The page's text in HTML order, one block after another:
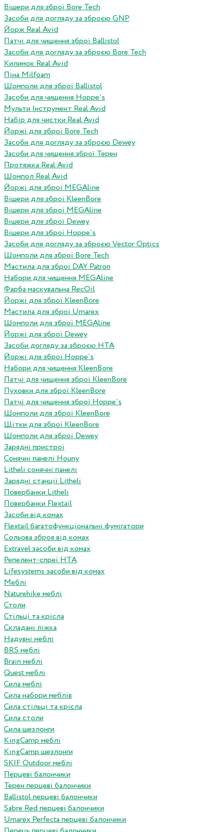
Вішери для зброї Bore Tech
Засоби для догляду за зброєю GNP
Йорж Real Avid
Патчі для чищення зброї Ballistol
Засоби для догляду за зброєю Bore Tech
Килимок Real Avid
Піна Milfoam
Шомполи для зброї Ballistol
Засоби для чищення Hoppe`s
Мульти Інструмент Real Avid
Набір для чистки Real Avid
Йоржі для зброї Bore Tech
Засоби для догляду за зброєю Dewey
Засоби для чищення зброї Терен
Протяжка Real Avid
Шомпол Real Avid
Йоржі для зброї MEGAline
Вішери для зброї KleenBore
Вішери для зброї MEGAline
Вішери для зброї Dewey
Вішери для зброї Hoppe`s
Засоби для догляду за зброєю Vector Optics
Шомполи для зброї Bore Tech
Мастила для зброї DAY Patron
Набори для чищення MEGAline
Фарба маскувальна RecOil
Йоржі для зброї KleenBore
Мастила для зброї Umarex
Шомполи для зброї MEGAline
Йоржі для зброї Dewey
Засоби догляду за зброєю HTA
Йоржі для зброї Hoppe`s
Набори для чищення KleenBore
Патчі для чищення зброї KleenBore
Пуховки для зброї KleenBore
Патчі для чищення зброї Hoppe`s
Шомполи для зброї KleenBore
Щітки для зброї KleenBore
Шомполи для зброї Dewey
Зарядні пристрої
Сонячні панелі Houny
Litheli сонячні панелі
Зарядні станції Litheli
Повербанки Litheli
Повербанки Flextail
Засоби від комах
Flextail багатофункціональні фумігатори
Сольова зброя від комах
Extravel засоби від комах
Репелент-спреї HTA
Lifesystems засоби від комах
Меблі
Naturehike меблі
Столи
Стільці та крісла
Складані ліжка
Надувні меблі
BRS меблі
Brain меблі
Quest меблі
Сила меблі
Сила набори меблів
Сила стільці та крісла
Сила столи
Сила шезлонги
KingCamp меблі
KingCamp шезлонги
SKIF Outdoor меблі
Перцеві балончики
Терен перцеві балончики
Ballistol перцеві балончики
Sabre Red перцеві балончики
Umarex Perfecta перцеві балончики